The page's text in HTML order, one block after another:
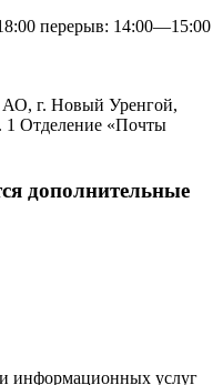
перерыв: 14:00—15:00
г. Новый Уренгой,
1 Отделение «Почты
дополнительные
информационных услуг